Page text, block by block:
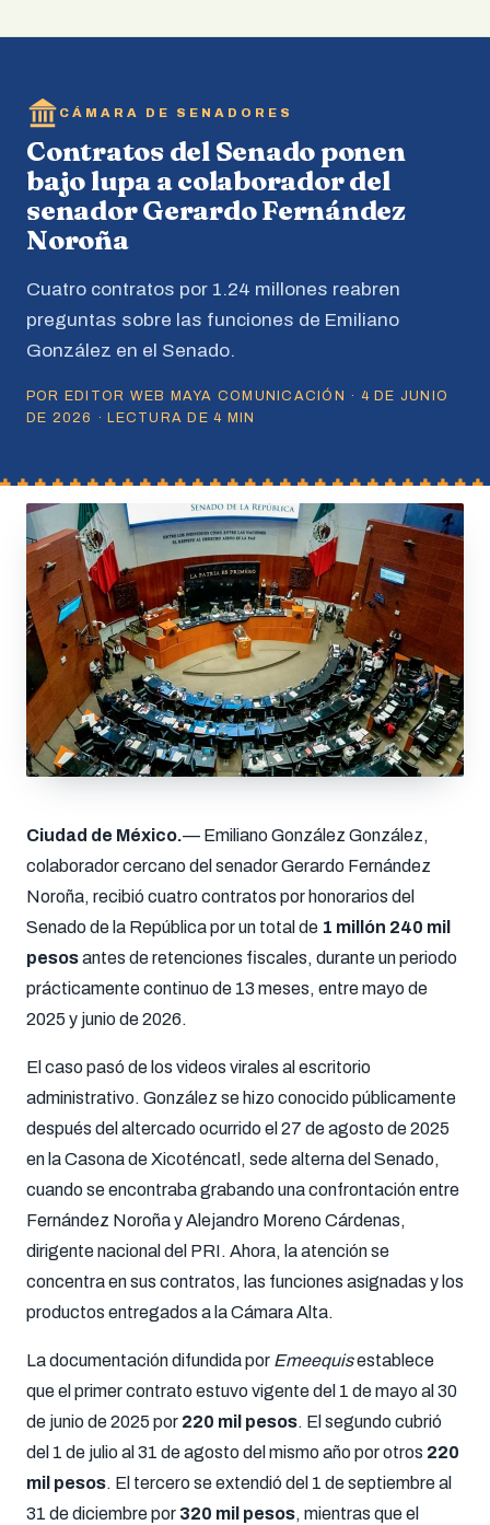
CÁMARA DE SENADORES
Contratos del Senado ponen
bajo lupa a colaborador del
senador Gerardo Fernández
Noroña
Cuatro contratos por 1.24 millones reabren
preguntas sobre las funciones de Emiliano
González en el Senado.
POR EDITOR WEB MAYA COMUNICACIÓN · 4 DE JUNIO
DE 2026 · LECTURA DE 4 MIN
Ciudad de México.— Emiliano González González,
colaborador cercano del senador Gerardo Fernández
Noroña, recibió cuatro contratos por honorarios del
Senado de la República por un total de 1 millón 240 mil
pesosantes de retenciones fiscales, durante un periodo
prácticamente continuo de 13 meses, entre mayo de
2025 y junio de 2026.
El caso pasó de los videos virales al escritorio
administrativo. González se hizo conocido públicamente
después del altercado ocurrido el 27 de agosto de 2025
en la Casona de Xicoténcatl, sede alterna del Senado,
cuando se encontraba grabando una confrontación entre
Fernández Noroña y Alejandro Moreno Cárdenas,
dirigente nacional del PRI. Ahora, la atención se
concentra en sus contratos, las funciones asignadas y los
productos entregados a la Cámara Alta.
La documentación difundida por Emeequisestablece
que el primer contrato estuvo vigente del 1 de mayo al 30
de junio de 2025 por 220 mil pesos. El segundo cubrió
del 1 de julio al 31 de agosto del mismo año por otros 220
mil pesos. El tercero se extendió del 1 de septiembre al
31 de diciembre por 320 mil pesos, mientras que el